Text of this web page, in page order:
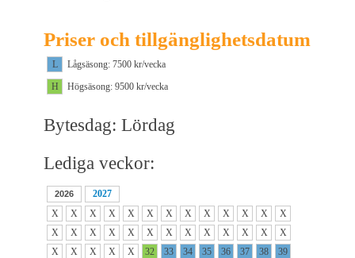
Priser och tillgänglighetsdatum
L
Lågsäsong: 7500 kr/vecka
H
Högsäsong: 9500 kr/vecka
Bytesdag: Lördag
Lediga veckor:
2026
2027
X
X X X X X X X X X X X
X
X
X X X X X X X X X X X
X
X
X X X X 32 33 34 35 36 37 38 39